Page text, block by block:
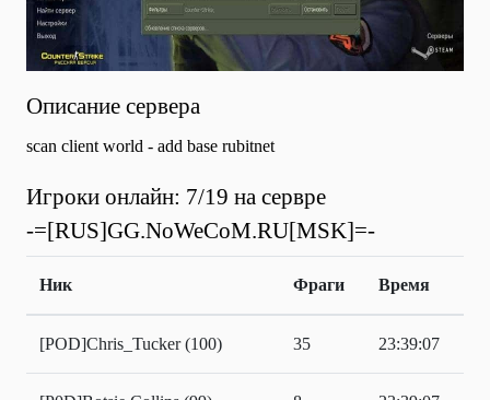
Описание сервера
scan client world - add base rubitnet
Игроки онлайн: 7/19 на сервре
-=[RUS]GG.NoWeCoM.RU[MSK]=-
Ник Фраги Время
[POD]Chris_Tucker (100) 35 23:39:07